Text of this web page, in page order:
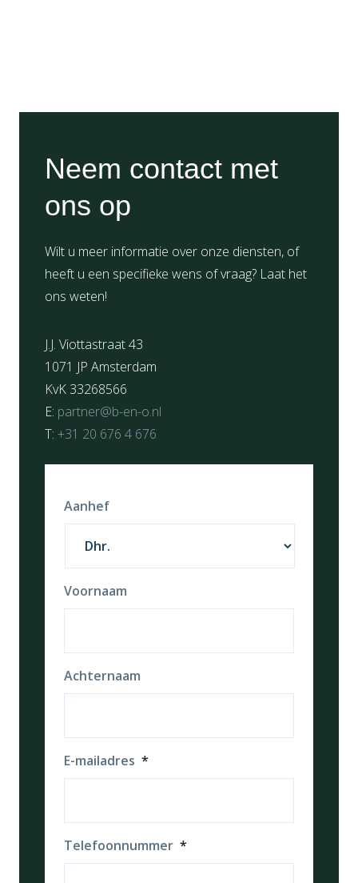
Neem contact met
ons op
Wilt u meer informatie over onze diensten, of
heeft u een specifieke wens of vraag? Laat het
ons weten!
J.J. Viottastraat 43
1071 JP Amsterdam
KvK 33268566
E: partner@b-en-o.nl
T: +31 20 676 4 676
Aanhef
Voornaam
Achternaam
E-mailadres *
Telefoonnummer *